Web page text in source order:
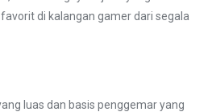
di kalangan gamer dari segala
luas dan basis penggemar yang